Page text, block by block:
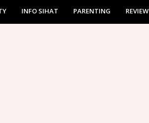
INFO SIHAT PARENTING REVIEW